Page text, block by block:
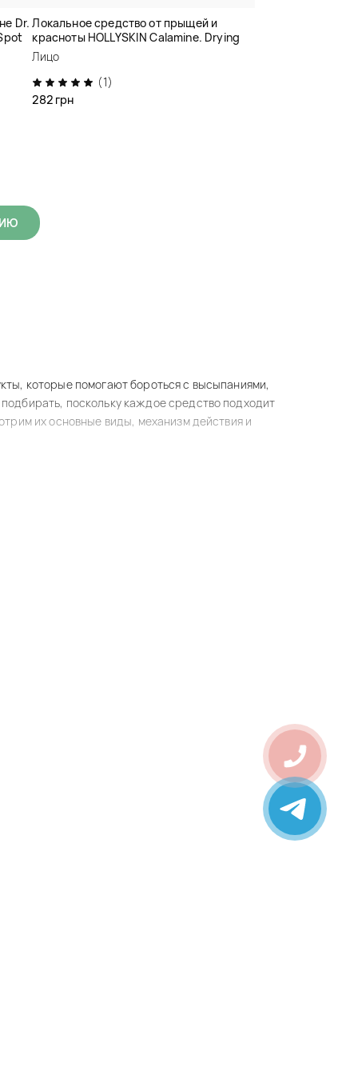
Dr. Локальное средство от прыщей и
красноты HOLLYSKIN Calamine. Drying
Lotion
Лицо
(1)
282 грн
которые помогают бороться с высыпаниями,
поскольку каждое средство подходит
их основные виды, механизм действия и
причины появления акне. Прежде всего,
пор и образование комедонов. Это
жирность, готовят кожу к нанесению
воздействуют на кожу и помогают бороться с